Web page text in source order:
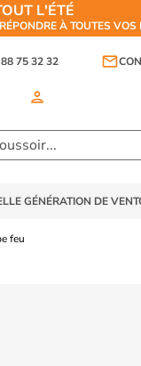
L'ÉTÉ
À TOUTES
75 32 32 email
person
GÉNÉRATION DE
feu